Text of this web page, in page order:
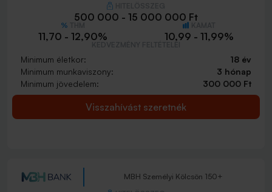
500 000 - 15 000 000 Ft
11,70 - 12,90% 10,99 - 11,99%
Minimum életkor:
18 év
Minimum munkaviszony:
3 hónap
Minimum jövedelem:
300 000 Ft
Visszahívást szeretnék
MBH Személyi Kölcsön 150+